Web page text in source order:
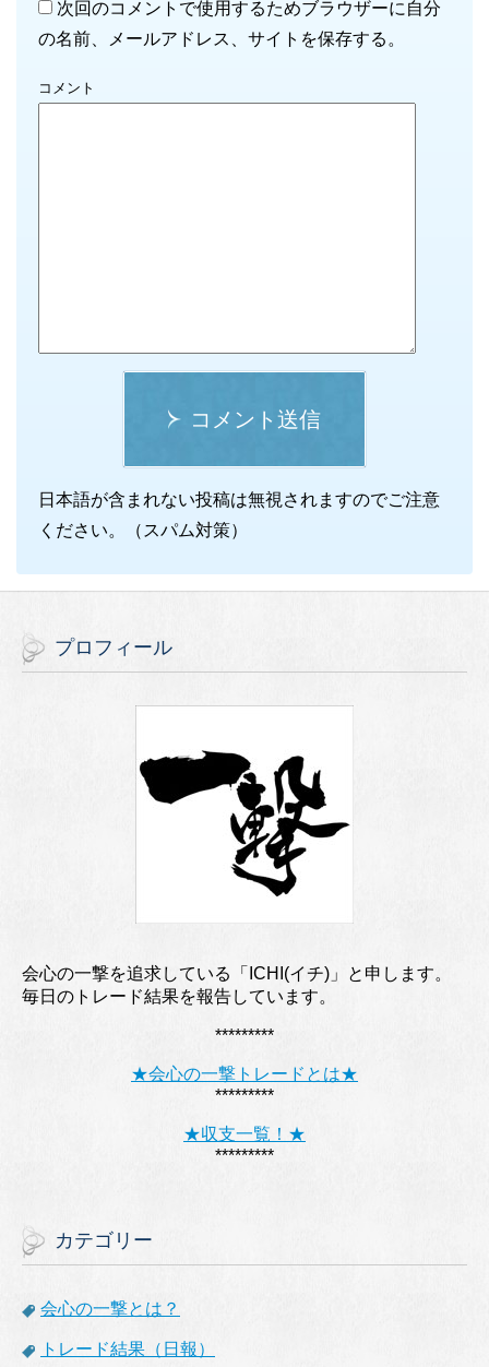
次回のコメントで使用するためブラウザーに自分
の名前、メールアドレス、サイトを保存する。
コメント
コメント送信
日本語が含まれない投稿は無視されますのでご注意
ください。（スパム対策）
プロフィール
会心の一撃を追求している「ICHI(イチ)」と申します。
毎日のトレード結果を報告しています。
*********
★会心の一撃トレードとは★
*********
★収支一覧！★
*********
カテゴリー
会心の一撃とは？
トレード結果（日報）